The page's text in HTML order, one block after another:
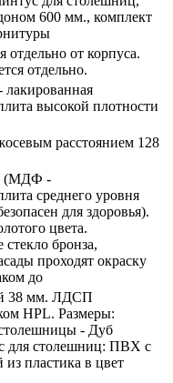
600 мм., комплект
от корпуса.
отдельно.
высокой плотности
расстоянием 128
(МДФ -
среднего уровня
для здоровья).
цвета.
бронза,
проходят окраску
до
38 мм. ЛДСП
HPL. Размеры:
- Дуб
для столешниц: ПВХ с
из пластика в цвет